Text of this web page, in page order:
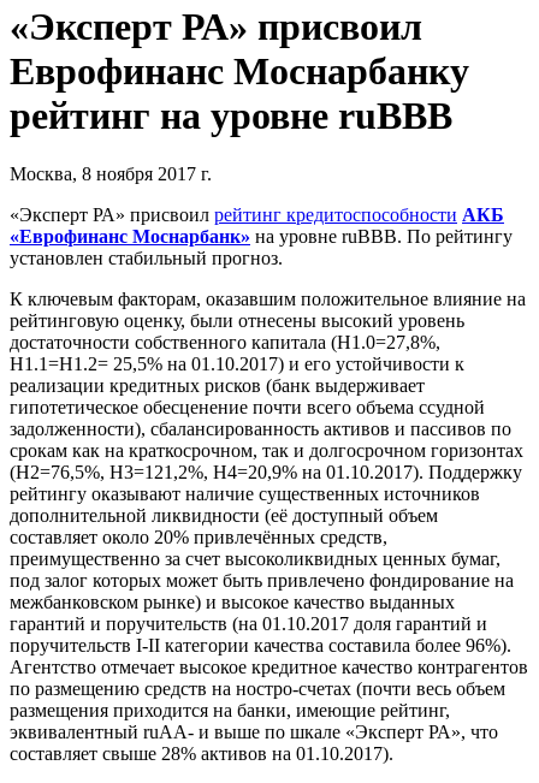
«Эксперт РА» присвоил
Еврофинанс Моснарбанку
рейтинг на уровне ruВВB
Москва, 8 ноября 2017 г.
«Эксперт РА» присвоил рейтинг кредитоспособности АКБ
«Еврофинанс Моснарбанк» на уровне ruBBB. По рейтингу
установлен стабильный прогноз.
К ключевым факторам, оказавшим положительное влияние на
рейтинговую оценку, были отнесены высокий уровень
достаточности собственного капитала (Н1.0=27,8%,
Н1.1=Н1.2= 25,5% на 01.10.2017) и его устойчивости к
реализации кредитных рисков (банк выдерживает
гипотетическое обесценение почти всего объема ссудной
задолженности), сбалансированность активов и пассивов по
срокам как на краткосрочном, так и долгосрочном горизонтах
(Н2=76,5%, Н3=121,2%, Н4=20,9% на 01.10.2017). Поддержку
рейтингу оказывают наличие существенных источников
дополнительной ликвидности (её доступный объем
составляет около 20% привлечённых средств,
преимущественно за счет высоколиквидных ценных бумаг,
под залог которых может быть привлечено фондирование на
межбанковском рынке) и высокое качество выданных
гарантий и поручительств (на 01.10.2017 доля гарантий и
поручительств I-II категории качества составила более 96%).
Агентство отмечает высокое кредитное качество контрагентов
по размещению средств на ностро-счетах (почти весь объем
размещения приходится на банки, имеющие рейтинг,
эквивалентный ruAA- и выше по шкале «Эксперт РА», что
составляет свыше 28% активов на 01.10.2017).